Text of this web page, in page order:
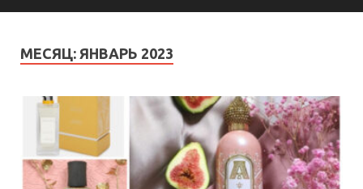
МЕСЯЦ: ЯНВАРЬ 2023